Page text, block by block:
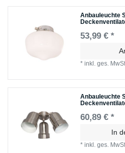
Anbauleuchte
53,99 € *
*inkl. ges.
Anbauleuchte
60,89 € *
In
*inkl. ges. MwSt.